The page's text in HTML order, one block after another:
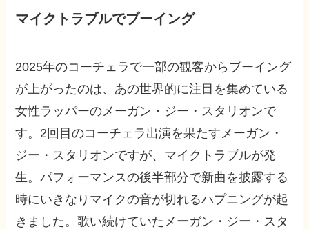
マイクトラブルでブーイング
2025年のコーチェラで一部の観客からブーイング
が上がったのは、あの世界的に注目を集めている
女性ラッパーのメーガン・ジー・スタリオンで
す。2回目のコーチェラ出演を果たすメーガン・
ジー・スタリオンですが、マイクトラブルが発
生。パフォーマンスの後半部分で新曲を披露する
時にいきなりマイクの音が切れるハプニングが起
きました。歌い続けていたメーガン・ジー・スタ